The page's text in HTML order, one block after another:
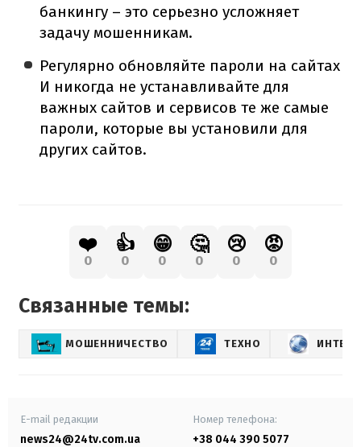
банкингу – это серьезно усложняет
задачу мошенникам.
Регулярно обновляйте пароли на сайтах
И никогда не устанавливайте для
важных сайтов и сервисов те же самые
пароли, которые вы установили для
других сайтов.
❤️
0
👍
0
😁
0
🤔
0
😢
0
😡
0
Связанные темы:
МОШЕННИЧЕСТВО ТЕХНО
E-mail редакции
news24@24tv.com.ua
Номер телефона:
+38 044 390 5077